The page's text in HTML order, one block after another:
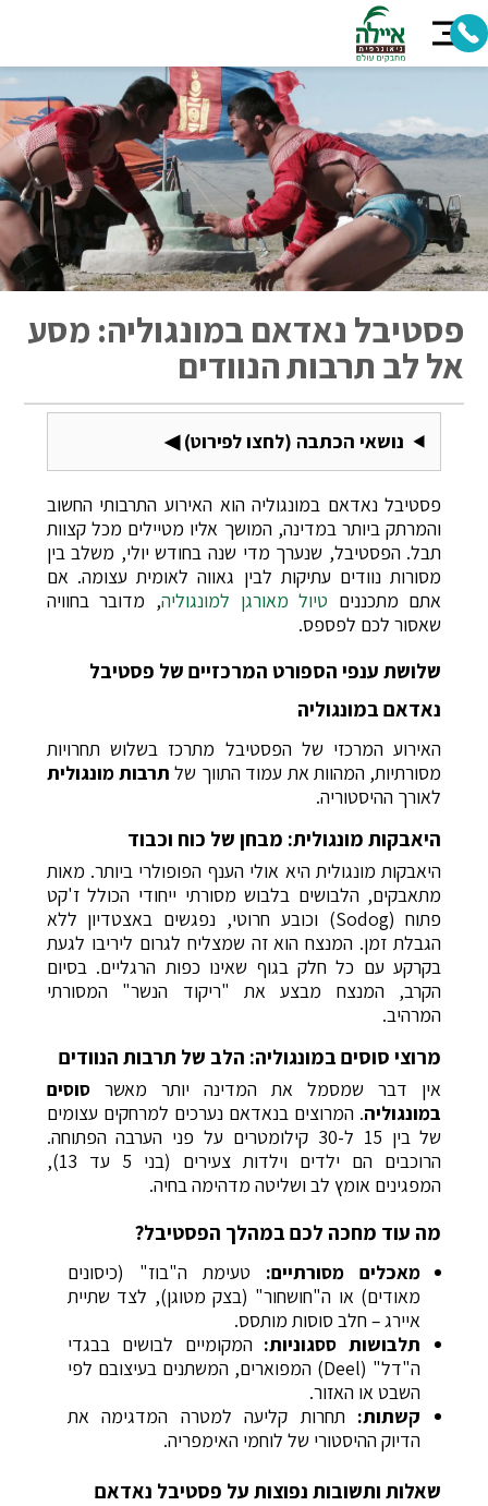
פסטיבל נאדאם במונגוליה: מסע
אל לב תרבות הנוודים
נושאי הכתבה (לחצו לפירוט) ◀
פסטיבל נאדאם במונגוליה הוא האירוע התרבותי החשוב
והמרתק ביותר במדינה, המושך אליו מטיילים מכל קצוות
תבל. הפסטיבל, שנערך מדי שנה בחודש יולי, משלב בין
מסורות נוודים עתיקות לבין גאווה לאומית עצומה. אם
אתם מתכננים טיול מאורגן למונגוליה, מדובר בחוויה
שאסור לכם לפספס.
שלושת ענפי הספורט המרכזיים של פסטיבל
נאדאם במונגוליה
האירוע המרכזי של הפסטיבל מתרכז בשלוש תחרויות
מסורתיות, המהוות את עמוד התווך של תרבות מונגולית
לאורך ההיסטוריה.
היאבקות מונגולית: מבחן של כוח וכבוד
היאבקות מונגולית היא אולי הענף הפופולרי ביותר. מאות
מתאבקים, הלבושים בלבוש מסורתי ייחודי הכולל ז'קט
פתוח (Sodog) וכובע חרוטי, נפגשים באצטדיון ללא
הגבלת זמן. המנצח הוא זה שמצליח לגרום ליריבו לגעת
בקרקע עם כל חלק בגוף שאינו כפות הרגליים. בסיום
הקרב, המנצח מבצע את "ריקוד הנשר" המסורתי
המרהיב.
מרוצי סוסים במונגוליה: הלב של תרבות הנוודים
אין דבר שמסמל את המדינה יותר מאשרסוסים
במונגוליה. המרוצים בנאדאם נערכים למרחקים עצומים
של בין 15 ל-30 קילומטרים על פני הערבה הפתוחה.
הרוכבים הם ילדים וילדות צעירים (בני 5 עד 13),
המפגינים אומץ לב ושליטה מדהימה בחיה.
מה עוד מחכה לכם במהלך הפסטיבל?
מאכלים מסורתיים: טעימת ה"בוז" (כיסונים
מאודים) או ה"חושחור" (בצק מטוגן), לצד שתיית
איירג – חלב סוסות מותסס.
תלבושות ססגוניות: המקומיים לבושים בבגדי
ה"דל" (Deel) המפוארים, המשתנים בעיצובם לפי
השבט או האזור.
קשתות: תחרות קליעה למטרה המדגימה את
הדיוק ההיסטורי של לוחמי האימפריה.
שאלות ותשובות נפוצות על פסטיבל נאדאם